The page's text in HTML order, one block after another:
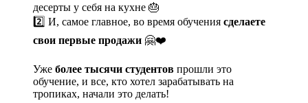
десерты у себя на кухне 🎂
2️⃣ И, самое главное, во время обучения сделаете
свои первые продажи 🤗❤️
Уже более тысячи студентов прошли это
обучение, и все, кто хотел зарабатывать на
тропиках, начали это делать!